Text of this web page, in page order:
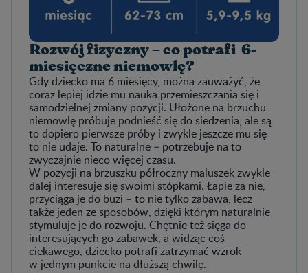
Rozwój fizyczny – co potrafi 6-
miesięczne niemowlę?
Gdy dziecko ma 6 miesięcy, można zauważyć, że
coraz lepiej idzie mu nauka przemieszczania się i
samodzielnej zmiany pozycji. Ułożone na brzuchu
niemowlę próbuje podnieść się do siedzenia, ale są
to dopiero pierwsze próby i zwykle jeszcze mu się
to nie udaje. To naturalne – potrzebuje na to
zwyczajnie nieco więcej czasu.
W pozycji na brzuszku półroczny maluszek zwykle
dalej interesuje się swoimi stópkami. Łapie za nie,
przyciąga je do buzi – to nie tylko zabawa, lecz
także jeden ze sposobów, dzięki którym naturalnie
stymuluje je do rozwoju. Chętnie też sięga do
interesujących go zabawek, a widząc coś
ciekawego, dziecko potrafi zatrzymać wzrok
w jednym punkcie na dłuższą chwilę.